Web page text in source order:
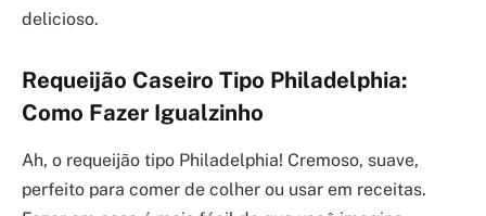
delicioso.
Requeijão Caseiro Tipo Philadelphia:
Como Fazer Igualzinho
Ah, o requeijão tipo Philadelphia! Cremoso, suave,
perfeito para comer de colher ou usar em receitas.